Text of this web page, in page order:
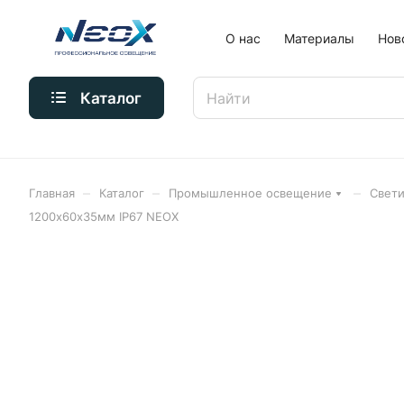
О нас Материалы
Каталог
Главная Каталог Промышленное освещение
1200х60х35мм IP67 NEOX